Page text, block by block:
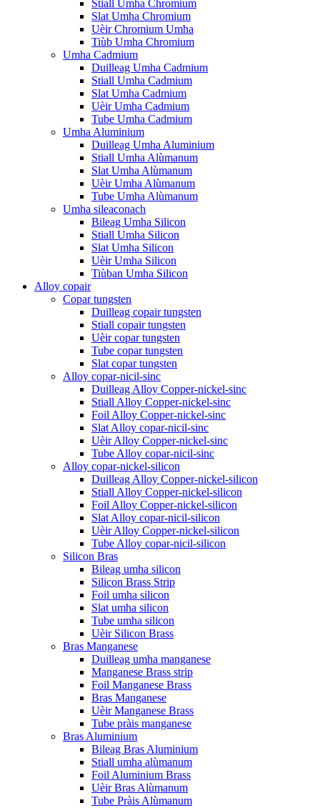
Stiall Umha Chromium
Slat Umha Chromium
Uèir Chromium Umha
Tiùb Umha Chromium
Umha Cadmium
Duilleag Umha Cadmium
Stiall Umha Cadmium
Slat Umha Cadmium
Uèir Umha Cadmium
Tube Umha Cadmium
Umha Aluminium
Duilleag Umha Aluminium
Stiall Umha Alùmanum
Slat Umha Alùmanum
Uèir Umha Alùmanum
Tube Umha Alùmanum
Umha sileaconach
Bileag Umha Silicon
Stiall Umha Silicon
Slat Umha Silicon
Uèir Umha Silicon
Tiùban Umha Silicon
Alloy copair
Copar tungsten
Duilleag copair tungsten
Stiall copair tungsten
Uèir copar tungsten
Tube copar tungsten
Slat copar tungsten
Alloy copar-nicil-sinc
Duilleag Alloy Copper-nickel-sinc
Stiall Alloy Copper-nickel-sinc
Foil Alloy Copper-nickel-sinc
Slat Alloy copar-nicil-sinc
Uèir Alloy Copper-nickel-sinc
Tube Alloy copar-nicil-sinc
Alloy copar-nickel-silicon
Duilleag Alloy Copper-nickel-silicon
Stiall Alloy Copper-nickel-silicon
Foil Alloy Copper-nickel-silicon
Slat Alloy copar-nicil-silicon
Uèir Alloy Copper-nickel-silicon
Tube Alloy copar-nicil-silicon
Silicon Bras
Bileag umha silicon
Silicon Brass Strip
Foil umha silicon
Slat umha silicon
Tube umha silicon
Uèir Silicon Brass
Bras Manganese
Duilleag umha manganese
Manganese Brass strip
Foil Manganese Brass
Bras Manganese
Uèir Manganese Brass
Tube pràis manganese
Bras Aluminium
Bileag Bras Aluminium
Stiall umha alùmanum
Foil Aluminium Brass
Uèir Bras Alùmanum
Tube Pràis Alùmanum